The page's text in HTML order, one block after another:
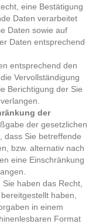
eine Bestätigung
Daten verarbeitet
Daten sowie auf
Daten entsprechend
entsprechend den
Vervollständigung
Berichtigung der Sie
der
der gesetzlichen
dass Sie betreffende
bzw. alternativ nach
eine Einschränkung
Sie haben das Recht,
haben,
in einem
Format